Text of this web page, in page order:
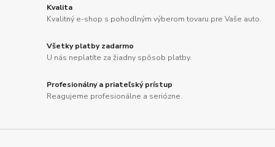
Kvalita
Kvalitný e-shop s pohodlným výberom tovaru pre Vaše auto.
Všetky platby zadarmo
U nás neplatíte za žiadny spôsob platby.
Profesionálny a priateľský prístup
Reagujeme profesionálne a seriózne.